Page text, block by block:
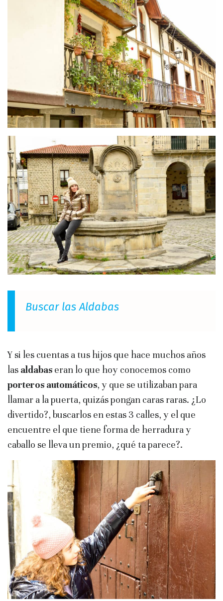
Buscar las Aldabas
Y si les cuentas a tus hijos que hace muchos años
las aldabas eran lo que hoy conocemos como
porteros automáticos, y que se utilizaban para
llamar a la puerta, quizás pongan caras raras. ¿Lo
divertido?, buscarlos en estas 3 calles, y el que
encuentre el que tiene forma de herradura y
caballo se lleva un premio, ¿qué ta parece?.